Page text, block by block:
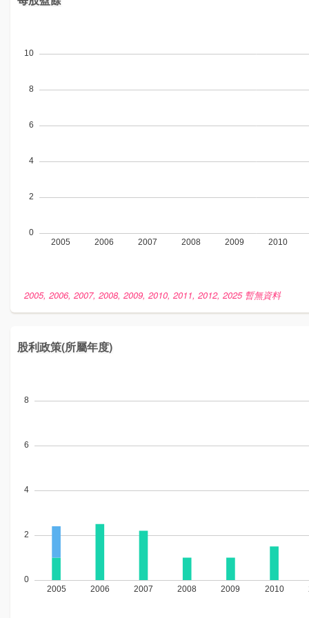
2005, 2006, 2007, 2008, 2009, 2010, 2011, 2012, 2025 暫無資料
股利政策(所屬年度)